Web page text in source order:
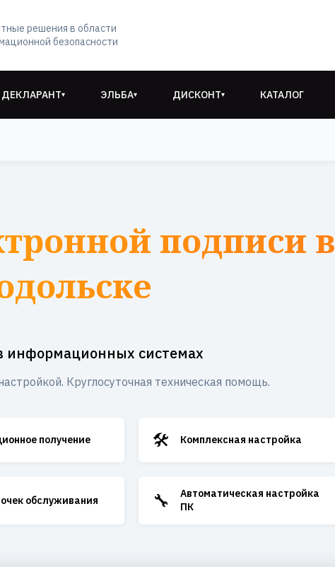
решения в области
безопасности
ДЕКЛАРАНТ▾ ЭЛЬБА▾ ДИСКОНТ▾ КАТАЛОГ
подписи в
системах
Круглосуточная техническая помощь.
получение 🛠️ Комплексная настройка
обслуживания 🔧
Автоматическая настройка
ПК